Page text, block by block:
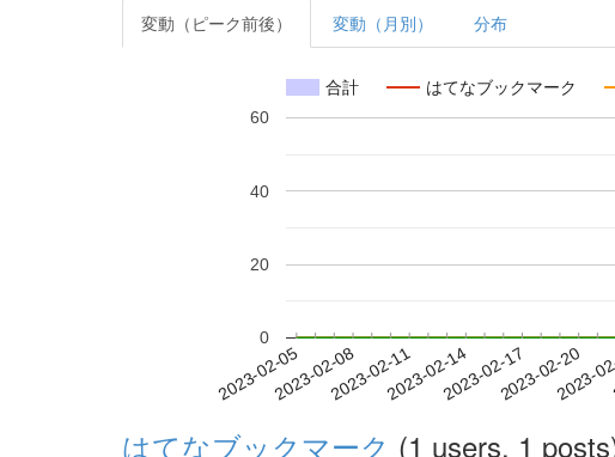
変動（ピーク前後） 変動（月別） 分布
合計 はてなブックマーク
2023-02-052023-02-082023-02-112023-02-142023-02-172023-02-20
2023-
0
20
40
60
はてなブックマーク (1 users, 1